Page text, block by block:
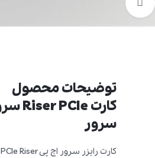
توضیحات محصول
سرور
کارت رایزر سرور اچ پی DL380 G9 PCIe Riser